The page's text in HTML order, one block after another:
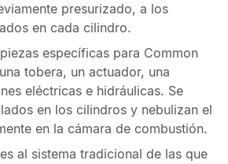
presurizado, a los
en cada cilindro.
específicas para Common
tobera, un actuador, una
eléctricas e hidráulicas. Se
en los cilindros y nebulizan el
en la cámara de combustión.
al sistema tradicional de las que